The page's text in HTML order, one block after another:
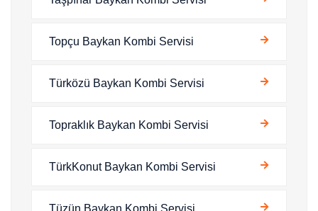
Topçu Baykan Kombi Servisi
Türközü Baykan Kombi Servisi
Topraklık Baykan Kombi Servisi
TürkKonut Baykan Kombi Servisi
Tüzün Baykan Kombi Servisi